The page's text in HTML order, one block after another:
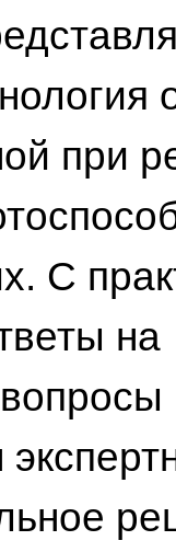
при
С
на